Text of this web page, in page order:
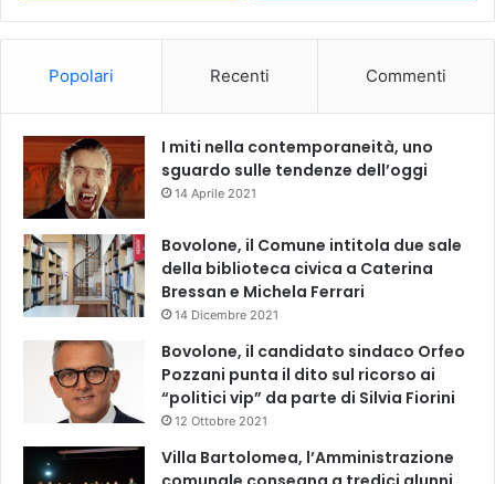
Popolari Recenti Commenti
I miti nella contemporaneità, uno
sguardo sulle tendenze dell’oggi
14 Aprile 2021
Bovolone, il Comune intitola due sale
della biblioteca civica a Caterina
Bressan e Michela Ferrari
14 Dicembre 2021
Bovolone, il candidato sindaco Orfeo
Pozzani punta il dito sul ricorso ai
“politici vip” da parte di Silvia Fiorini
12 Ottobre 2021
Villa Bartolomea, l’Amministrazione